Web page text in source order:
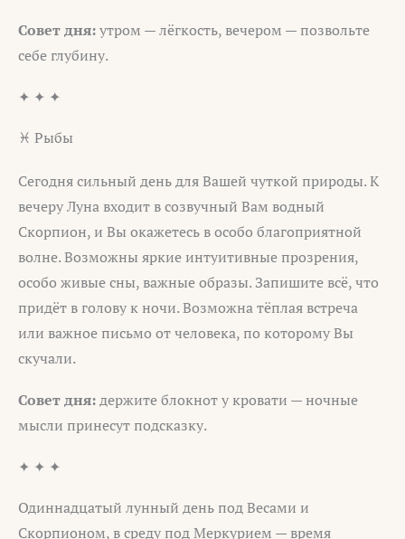
Совет дня:утром — лёгкость, вечером — позвольте
себе глубину.
✦ ✦ ✦
♓ Рыбы
Сегодня сильный день для Вашей чуткой природы. К
вечеру Луна входит в созвучный Вам водный
Скорпион, и Вы окажетесь в особо благоприятной
волне. Возможны яркие интуитивные прозрения,
особо живые сны, важные образы. Запишите всё, что
придёт в голову к ночи. Возможна тёплая встреча
или важное письмо от человека, по которому Вы
скучали.
Совет дня:держите блокнот у кровати — ночные
мысли принесут подсказку.
✦ ✦ ✦
Одиннадцатый лунный день под Весами и
Скорпионом, в среду под Меркурием — время